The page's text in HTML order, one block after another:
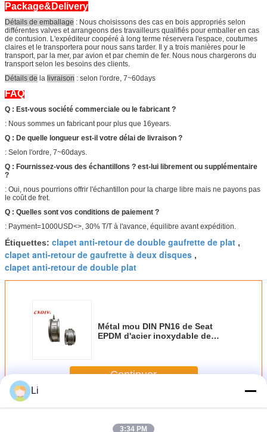
Package&Delivery
Détails de emballage : Nous choisissons des cas en bois appropriés selon
différentes valves et arrangeons des travailleurs qualifiés pour emballer en cas
de contusion. L'expéditeur coopéré à long terme réservera l'espace, coutumes
claires et le transportera pour nous sans tarder. Il y a trois manières pour le
transport, par la mer, par avion et par chemin de fer. Nous nous chargerons du
transport selon les besoins des clients.
Détails de la livraison : selon l'ordre, 7~60days
FAQ
Q : Est-vous société commerciale ou le fabricant ?
: Nous sommes un fabricant pour plus que 16years.
Q : De quelle longueur est-il votre délai de livraison ?
: Selon l'ordre, 7~60days.
Q : Fournissez-vous des échantillons ? est-lui librement ou supplémentaire
?
: Oui, nous pourrions offrir l'échantillon pour la charge libre mais ne payons pas
le coût de fret.
Q : Quelles sont vos conditions de paiement ?
: Payment=1000USD<>, 30% T/T à l'avance, équilibre avant expédition.
Étiquettes: clapet anti-retour de double gaufrette de plat ,
clapet anti-retour de gaufrette à deux disques ,
clapet anti-retour de double plat
Métal mou DIN PN16 de Seat
EPDM d'acier inoxydable de
Continuer
PlusClapet anti-retour de double plat
Li
3:34 PM